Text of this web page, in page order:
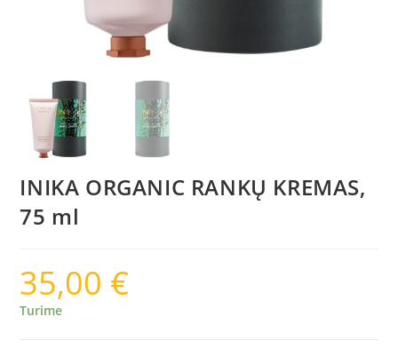
INIKA ORGANIC RANKŲ KREMAS,
75 ml
35,00 €
Turime